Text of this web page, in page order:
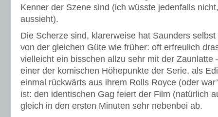
Kenner der Szene sind (ich wüsste jedenfalls
aussieht).
Die Scherze sind, klarerweise hat Saunders
von der gleichen Güte wie früher: oft erfreulich
vielleicht ein bisschen allzu sehr mit der Zaunlatte
einer der komischen Höhepunkte der Serie, als
einmal rückwärts aus ihrem Rolls Royce (oder
ist: den identischen Gag feiert der Film (natürlich
gleich in den ersten Minuten sehr nebenbei ab.